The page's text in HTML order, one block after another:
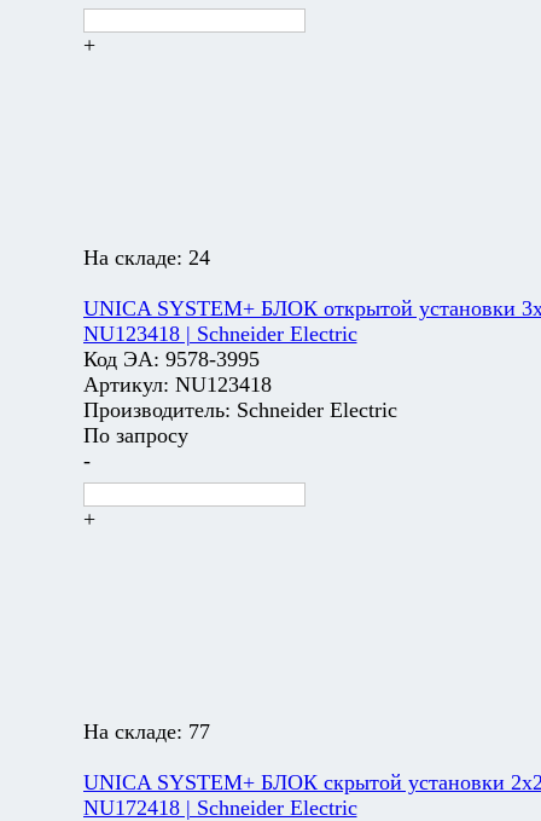
+
На складе: 24
UNICA SYSTEM+ БЛОК открытой установки
NU123418 | Schneider Electric
Код ЭА: 9578-3995
Артикул: NU123418
Производитель: Schneider Electric
По запросу
-
+
На складе: 77
UNICA SYSTEM+ БЛОК скрытой установки
NU172418 | Schneider Electric